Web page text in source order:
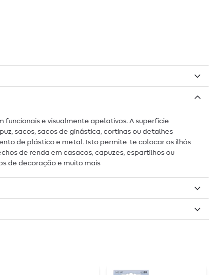
funcionais e visualmente apelativos. A superfície
sacos, sacos de ginástica, cortinas ou detalhes
de plástico e metal. Isto permite-te colocar os ilhós
de renda em casacos, capuzes, espartilhos ou
de decoração e muito mais